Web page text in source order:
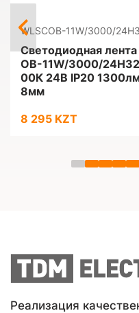
WLSCOB-11W/3000/
Светодиодная лента
OB-11W/3000/
00К 24В IP20
8мм
8 295 KZT
Реализация